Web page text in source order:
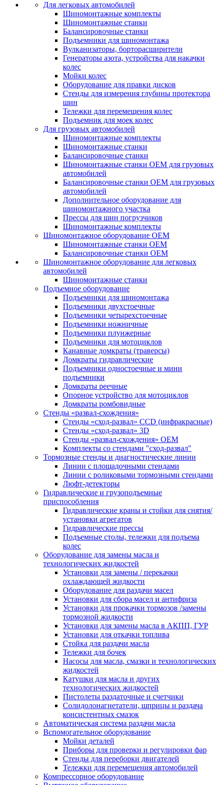
Для легковых автомобилей
Шиномонтажные комплекты
Шиномонтажные станки
Балансировочные станки
Подъемники для шиномонтажа
Вулканизаторы, борторасширители
Генераторы азота, устройства для накачки
колес
Мойки колес
Оборудование для правки дисков
Стенды для измерения глубины протектора
шин
Тележки для перемещения колес
Подъемник для моек колеc
Для грузовых автомобилей
Шиномонтажные комплекты
Шиномонтажные станки
Балансировочные станки
Шиномонтажные станки ОЕМ для грузовых
автомобилей
Балансировочные станки ОЕМ для грузовых
автомобилей
Дополнительное оборудование для
шиномонтажного участка
Прессы для шин погрузчиков
Шиномонтажные комплекты
Шиномонтажное оборудование ОЕМ
Шиномонтажные станки ОЕМ
Балансировочные станки ОЕМ
Шиномонтажное оборудование для легковых
автомобилей
Шиномонтажные станки
Подъемное оборудование
Подъемники для шиномонтажа
Подъемники двухстоечные
Подъемники четырехстоечные
Подъемники ножничные
Подъемники плунжерные
Подъемники для мотоциклов
Канавные домкраты (траверсы)
Домкраты гидравлические
Подъемники одностоечные и мини
подъемники
Домкраты реечные
Опорное устройство для мотоциклов
Домкраты ромбовидные
Стенды «развал-схождения»
Стенды «сход-развал» CCD (инфракрасные)
Стенды «сход-развал» 3D
Стенды «развал-схождения» ОЕМ
Комплекты со стендами "сход-развал"
Тормозные стенды и диагностические линии
Линии с площадочными стендами
Линии с роликовыми тормозными стендами
Люфт-детекторы
Гидравлические и грузоподъемные
приспособления
Гидравлические краны и стойки для снятия/
установки агрегатов
Гидравлические прессы
Подъемные столы, тележки для подъема
колес
Оборудование для замены масла и
технологических жидкостей
Установки для замены / перекачки
охлаждающей жидкости
Оборудование для раздачи масел
Установки для сбора масел и антифриза
Установки для прокачки тормозов /замены
тормозной жидкости
Установки для замены масла в АКПП, ГУР
Установки для откачки топлива
Стойка для раздачи масла
Тележки для бочек
Насосы для масла, смазки и технологических
жидкостей
Катушки для масла и других
технологических жидкостей
Пистолеты раздаточные и счетчики
Солидолонагнетатели, шприцы и раздача
консистентных смазок
Автоматическая система раздачи масла
Вспомогательное оборудование
Мойки деталей
Приборы для проверки и регулировки фар
Стенды для переборки двигателей
Тележки для перемещения автомобилей
Компрессорное оборудование